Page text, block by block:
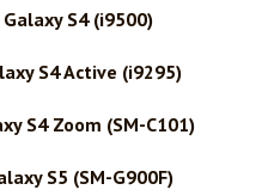
S4 (i9500)
S4 Active (i9295)
S4 Zoom (SM-C101)
S5 (SM-G900F)